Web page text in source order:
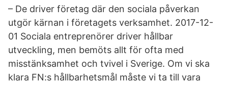
– De driver företag där den sociala påverkan
utgör kärnan i företagets verksamhet. 2017-12-
01 Sociala entreprenörer driver hållbar
utveckling, men bemöts allt för ofta med
misstänksamhet och tvivel i Sverige. Om vi ska
klara FN:s hållbarhetsmål måste vi ta till vara